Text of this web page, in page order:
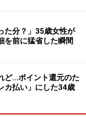
た分？」35歳女性が
を前に猛省した瞬間
ど…ポイント還元のた
カ払い」にした34歳